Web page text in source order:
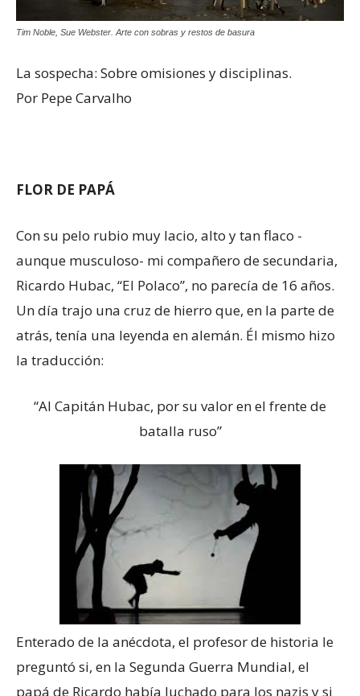
Tim Noble, Sue Webster. Arte con sobras y restos de basura
La sospecha: Sobre omisiones y disciplinas.
Por Pepe Carvalho
FLOR DE PAPÁ
Con su pelo rubio muy lacio, alto y tan flaco -
aunque musculoso- mi compañero de secundaria,
Ricardo Hubac, “El Polaco”, no parecía de 16 años.
Un día trajo una cruz de hierro que, en la parte de
atrás, tenía una leyenda en alemán. Él mismo hizo
la traducción:
“Al Capitán Hubac, por su valor en el frente de
batalla ruso”
Enterado de la anécdota, el profesor de historia le
preguntó si, en la Segunda Guerra Mundial, el
papá de Ricardo había luchado para los nazis y si